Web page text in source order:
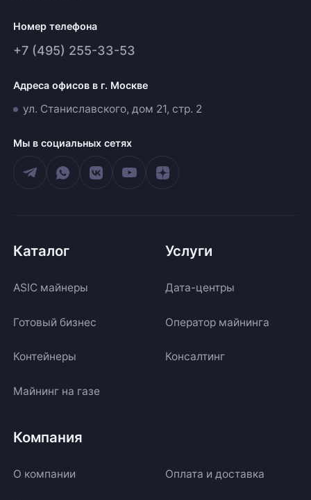
Номер телефона
+7 (495) 255-33-53
Адреса офисов в г. Москве
ул. Станиславского, дом 21, стр. 2
Мы в социальных сетях
Каталог
ASIC майнеры
Готовый бизнес
Контейнеры
Майнинг на газе
Услуги
Дата-центры
Оператор майнинга
Консалтинг
Компания
О компании Оплата и доставка